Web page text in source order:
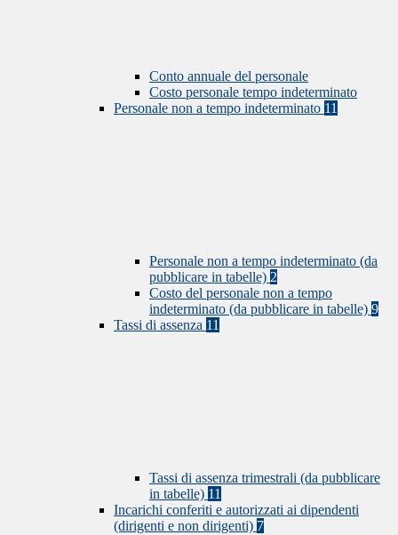
Conto annuale del personale
Costo personale tempo indeterminato
Personale non a tempo indeterminato 11
Personale non a tempo indeterminato (da
pubblicare in tabelle) 2
Costo del personale non a tempo
indeterminato (da pubblicare in tabelle) 9
Tassi di assenza 11
Tassi di assenza trimestrali (da pubblicare
in tabelle) 11
Incarichi conferiti e autorizzati ai dipendenti
(dirigenti e non dirigenti) 7